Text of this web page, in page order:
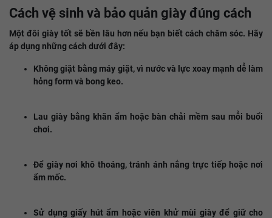
Cách vệ sinh và bảo quản giày đúng cách
Một đôi giày tốt sẽ bền lâu hơn nếu bạn biết cách chăm sóc. Hãy
áp dụng những cách dưới đây:
Không giặt bằng máy giặt, vì nước và lực xoay mạnh dễ làm
hỏng form và bong keo.
Lau giày bằng khăn ẩm hoặc bàn chải mềm sau mỗi buổi
chơi.
Để giày nơi khô thoáng, tránh ánh nắng trực tiếp hoặc nơi
ẩm mốc.
Sử dụng giấy hút ẩm hoặc viên khử mùi giày để giữ cho